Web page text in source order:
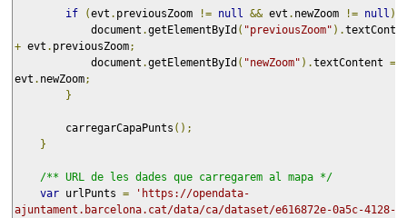
if (evt . previousZoom != null && evt . newZoom != null )
            document
.getElementById ( "previousZoom" ).
+ evt . previousZoom;
            document
.getElementById ( "newZoom" ).textContent =
evt . newZoom;
}
        carregarCapaPunts
();
}
/** URL de les dades que carregarem al mapa */
var urlPunts =
'https://opendata-
ajuntament.barcelona.cat/data/ca/dataset/e616872e-0a5c-4128-